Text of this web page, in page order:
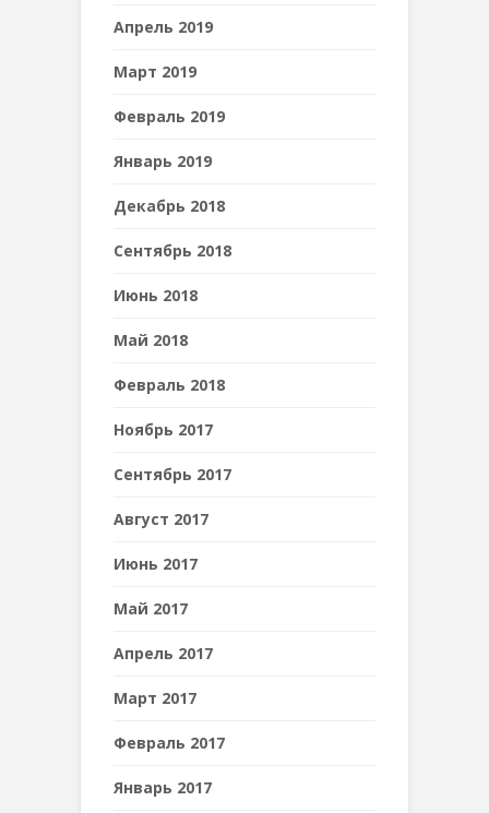
Апрель 2019
Март 2019
Февраль 2019
Январь 2019
Декабрь 2018
Сентябрь 2018
Июнь 2018
Май 2018
Февраль 2018
Ноябрь 2017
Сентябрь 2017
Август 2017
Июнь 2017
Май 2017
Апрель 2017
Март 2017
Февраль 2017
Январь 2017